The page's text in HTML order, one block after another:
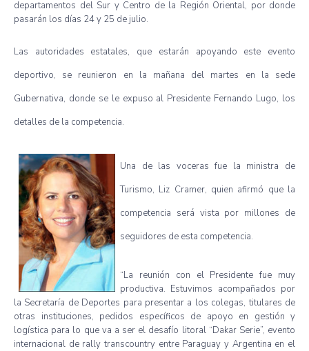
departamentos del Sur y Centro de la Región Oriental, por donde
pasarán los días 24 y 25 de julio.
Las autoridades estatales, que estarán apoyando este
evento
deportivo, se reunieron en la mañana del martes en la sede
Gubernativa, dondese le expuso al Presidente Fernando Lugo, los
detalles de la competencia.
Una de las voceras fue la ministra de
Turismo, Liz Cramer, quien afirmó quela
competencia será vista por millones de
seguidores de esta competencia.
“La reunión con el Presidente fue muy
productiva. Estuvimos acompañados por
la Secretaría de Deportes para presentar a los colegas, titulares de
otras
instituciones, pedidos específicos de apoyo en gestión y
logística para lo que va a ser el desafío litoral“Dakar Serie”, evento
internacional de rally transcountry entreParaguay y Argentina en el